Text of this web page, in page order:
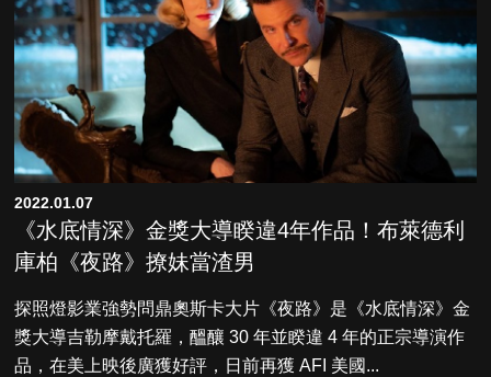
2022.01.07
《水底情深》金獎大導睽違4年作品！布萊德利
庫柏《夜路》撩妹當渣男
探照燈影業強勢問鼎奧斯卡大片《夜路》是《水底情深》金
獎大導吉勒摩戴托羅，醞釀 30 年並睽違 4 年的正宗導演作
品，在美上映後廣獲好評，日前再獲 AFI 美國...